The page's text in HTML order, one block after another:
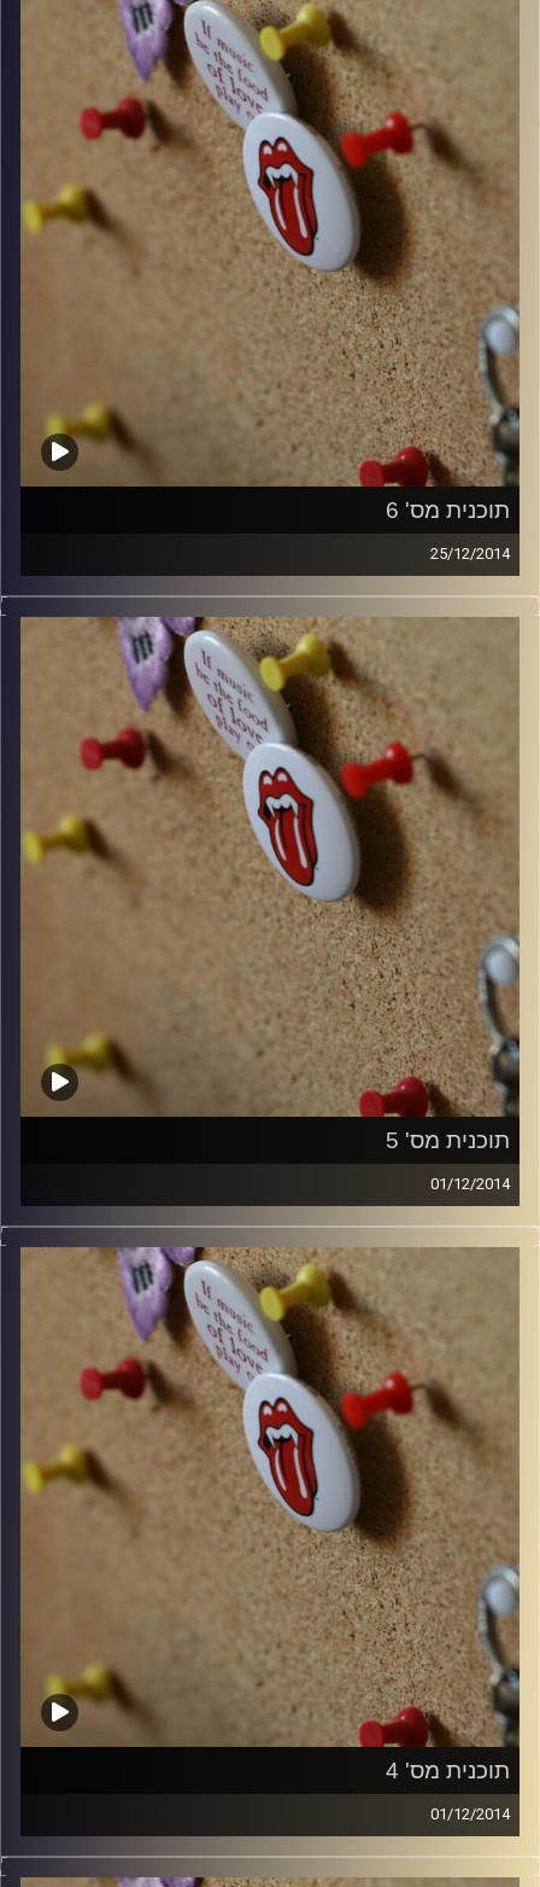
włodi
תוכנית מס' 6
25/12/2014
קלאסיקות רוק עם אורן הוף.
włodi
תוכנית מס' 5
01/12/2014
קלאסיקות רוק עם אורן הוף.
włodi
תוכנית מס' 4
01/12/2014
קלאסיקות רוק עם אורן הוף.